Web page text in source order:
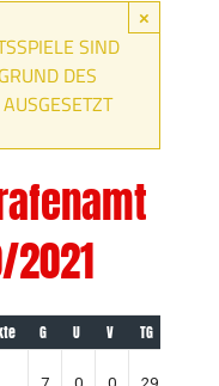
×
SIND
DES
2021
G U V TG